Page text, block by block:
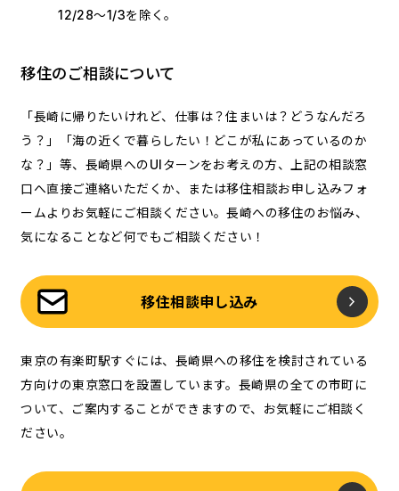
12/28～1/3を除く。
移住のご相談について
「長崎に帰りたいけれど、仕事は？住まいは？どうなんだろ
う？」「海の近くで暮らしたい！どこが私にあっているのか
な？」等、長崎県へのUIターンをお考えの方、上記の相談窓
口へ直接ご連絡いただくか、または移住相談お申し込みフォ
ームよりお気軽にご相談ください。長崎への移住のお悩み、
気になることなど何でもご相談ください！
移住相談申し込み
東京の有楽町駅すぐには、長崎県への移住を検討されている
方向けの東京窓口を設置しています。長崎県の全ての市町に
ついて、ご案内することができますので、お気軽にご相談く
ださい。